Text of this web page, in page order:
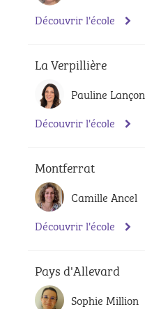
Découvrir l'école
La Verpillière
Pauline Lançon
Découvrir l'école
Montferrat
Camille Ancel
Découvrir l'école
Pays d'Allevard
Sophie Million